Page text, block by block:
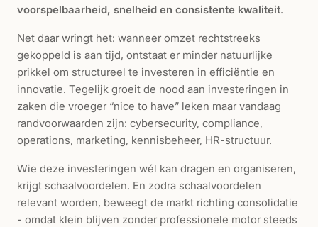
voorspelbaarheid, snelheid en consistente kwaliteit.
Net daar wringt het: wanneer omzet rechtstreeks
gekoppeld is aan tijd, ontstaat er minder natuurlijke
prikkel om structureel te investeren in efficiëntie en
innovatie. Tegelijk groeit de nood aan investeringen in
zaken die vroeger “nice to have” leken maar vandaag
randvoorwaarden zijn: cybersecurity, compliance,
operations, marketing, kennisbeheer, HR-structuur.
Wie deze investeringen wél kan dragen en organiseren,
krijgt schaalvoordelen. En zodra schaalvoordelen
relevant worden, beweegt de markt richting consolidatie
- omdat klein blijven zonder professionele motor steeds